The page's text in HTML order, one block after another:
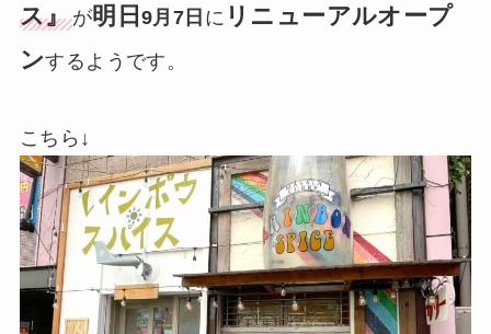
ス』が明日 9月7日 に リニューアルオープ
ンするようです。
こちら↓